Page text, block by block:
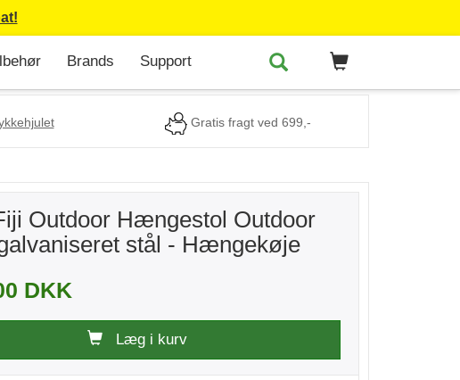
Brands Support
Gratis fragt ved 699,-
Outdoor Hængestol Outdoor
stål - Hængekøje
DKK
Læg i kurv